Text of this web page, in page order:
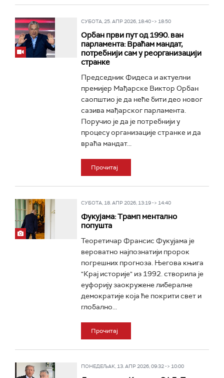
СУБОТА, 25. АПР 2026, 18:40 -> 18:50
Орбан први пут од 1990. ван
парламента: Враћам мандат,
потребнији сам у реорганизацији
странке
Председник Фидеса и актуелни
премијер Мађарске Виктор Орбан
саопштио је да неће бити део новог
сазива мађарског парламента.
Поручио је да је потребнији у
процесу организације странке и да
враћа мандат...
Прочитај
СУБОТА, 18. АПР 2026, 13:19 -> 14:40
Фукујама: Трамп ментално
попушта
Теоретичар Франсис Фукујама је
вероватно најпознатији пророк
погрешних прогноза. Његова књига
"Крај историје" из 1992. створила је
еуфорију заокружене либералне
демократије која ће покрити свет и
глобално...
Прочитај
ПОНЕДЕЉАК, 13. АПР 2026, 09:32 -> 10:00